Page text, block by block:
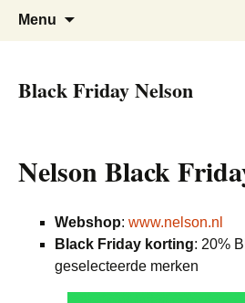
Black Friday Super
De beste kortingen bij
Menu
Black Friday Nelson
Nelson Black
Webshop: www.nelson.nl
Black Friday korting: 20%
geselecteerde merken